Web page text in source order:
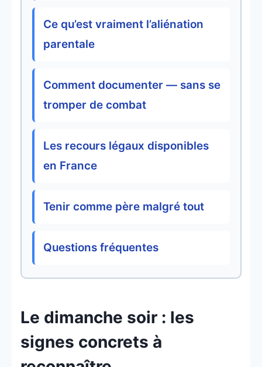
Ce qu’est vraiment l’aliénation
parentale
Comment documenter — sans se
tromper de combat
Les recours légaux disponibles
en France
Tenir comme père malgré tout
Questions fréquentes
Le dimanche soir : les
signes concrets à